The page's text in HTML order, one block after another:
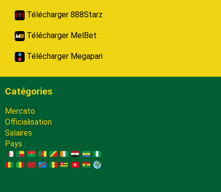
Télécharger 888Starz
Télécharger MelBet
Télécharger Megapari
Catégories
Mercato
Officialisation
Salaires
Pays :